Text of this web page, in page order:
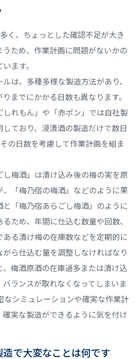
く、ちょっとした確認不足が大き
ため、作業計画に問題がないかの
ます。
は、多種多様な製造方法があり、
までにかかる日数も異なります。
れもん」や「赤ポン」では自社製
ており、浸漬酒の製造だけで数日
の日数を考慮して作業計画を組ま
し梅酒」は漬け込み後の梅の実を原
「梅乃宿の梅酒」などのように果
「梅乃宿あらごし梅酒」のように
ため、年間に仕込む数量や回数、
ある漬け梅の在庫数などを定期的に
ら仕込む量を調整しなければなり
、梅酒原酒の在庫過多または漬け込
ランスが取れなくなってしまいま
なシミュレーションや確実な作業計
実な製造ができるように気を付け
造で大変なことは何です